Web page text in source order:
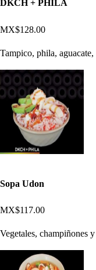
DKCH + PHILA
MX$128.00
Tampico, phila,
Sopa Udon
MX$117.00
Vegetales, champiñones y